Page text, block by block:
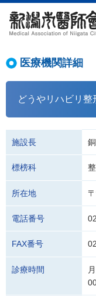
医療機関詳細
どうやリハビリ整
施設長
標榜科
所在地
電話番号
FAX番号
診療時間